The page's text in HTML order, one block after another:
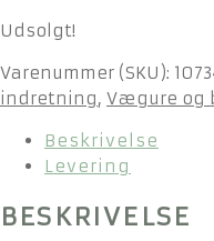
Udsolgt!
Varenummer (SKU):
indretning, Vægure og
Beskrivelse
Levering
BESKRIVELSE